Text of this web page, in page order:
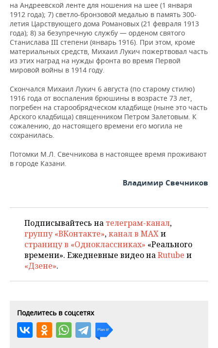
на Андреевской ленте для ношения на шее (1 января
1912 года); 7) светло-бронзовой медалью в память 300-
летия Царствующего дома Романовых (21 февраля 1913
года); 8) за безупречную службу — орденом святого
Станислава III степени (январь 1916). При этом, кроме
материальных средств, Михаил Лукич пожертвовал часть
из этих наград на нужды фронта во время Первой
мировой войны в 1914 году.
Скончался Михаил Лукич 6 августа (по старому стилю)
1916 года от воспаления брюшины в возрасте 73 лет,
погребен на старообрядческом кладбище (ныне это часть
Арского кладбища) священником Петром Залетовым. К
сожалению, до настоящего времени его могила не
сохранилась.
Потомки М.Л. Свечникова в настоящее время проживают
в городе Казани.
Владимир Свечников
Подписывайтесь на телеграм-канал,
группу «ВКонтакте»,канал в MAXи
страницу в «Одноклассниках» «Реального
времени». Ежедневные видео наRutube и
«Дзене».
Поделитесь в соцсетях